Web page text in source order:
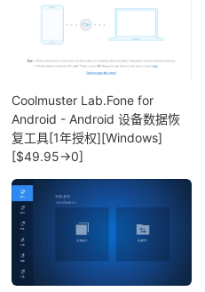
Coolmuster Lab.Fone for
Android - Android 设备数据恢
复工具[1年授权][Windows]
[$49.95→0]